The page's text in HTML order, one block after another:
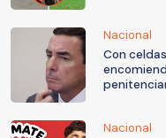
Nacional
Con
Nacional